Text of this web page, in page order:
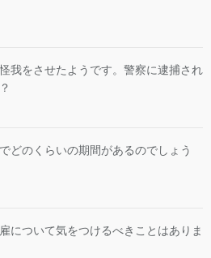
我をさせたようです。警察に逮捕され
どのくらいの期間があるのでしょう
について気をつけるべきことはありま